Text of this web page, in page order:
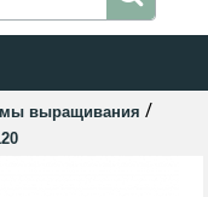
выращивания /